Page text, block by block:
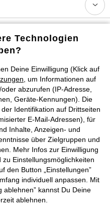
auf
und zzgl.Service- &
Impressum
vorbehalten.
Technologien
Deine Einwilligung (Klick auf
, um Informationen auf
abzurufen (IP-Adresse,
Geräte-Kennungen). Die
Identifikation auf Drittseiten
E-Mail-Adressen), für
Inhalte, Anzeigen- und
über Zielgruppen und
Mehr Infos zur Einwilligung
Einstellungsmöglichkeiten
den Button „Einstellungen”
individuell anpassen. Mit
ablehnen” kannst Du Deine
ablehnen.